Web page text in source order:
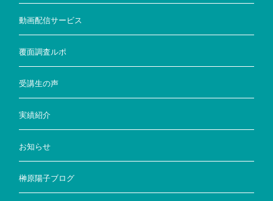
動画配信サービス
覆面調査ルポ
受講生の声
実績紹介
お知らせ
榊原陽子ブログ